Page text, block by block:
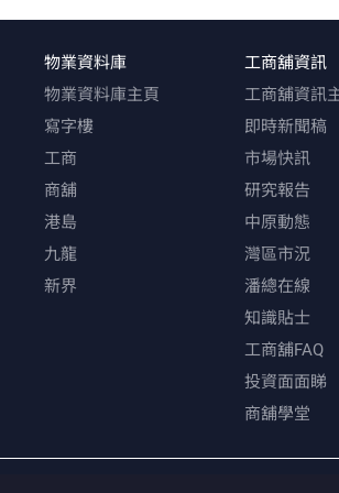
物業資料庫
物業資料庫主頁
寫字樓
工商
商舖
港島
九龍
新界
工商舖資訊
工商舖資訊
即時新聞稿
市場快訊
研究報告
中原動態
灣區市況
潘總在線
知識貼士
工商舖FAQ
投資面面睇
商舖學堂